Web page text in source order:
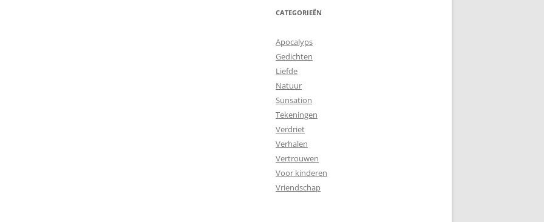
CATEGORIEËN
Apocalyps
Gedichten
Liefde
Natuur
Sunsation
Tekeningen
Verdriet
Verhalen
Vertrouwen
Voor kinderen
Vriendschap